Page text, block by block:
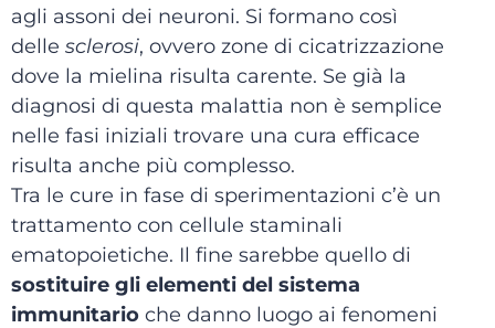
agli assoni dei neuroni. Si formano così
delle sclerosi, ovvero zone di cicatrizzazione
dove la mielina risulta carente. Se già la
diagnosi di questa malattia non è semplice
nelle fasi iniziali trovare una cura efficace
risulta anche più complesso.
Tra le cure in fase di sperimentazioni c’è un
trattamento con cellule staminali
ematopoietiche. Il fine sarebbe quello di
sostituire gli elementi del sistema
immunitario che danno luogo ai fenomeni